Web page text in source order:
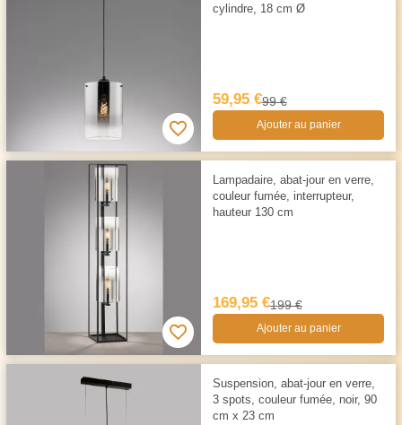
cylindre, 18 cm Ø
59,95 €99 €
Ajouter au panier
Lampadaire, abat-jour en verre,
couleur fumée, interrupteur,
hauteur 130 cm
169,95 €199 €
Ajouter au panier
Suspension, abat-jour en verre,
3 spots, couleur fumée, noir, 90
cm x 23 cm